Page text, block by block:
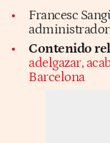
Francesc
Contenido
adelgazar,
Barcelona